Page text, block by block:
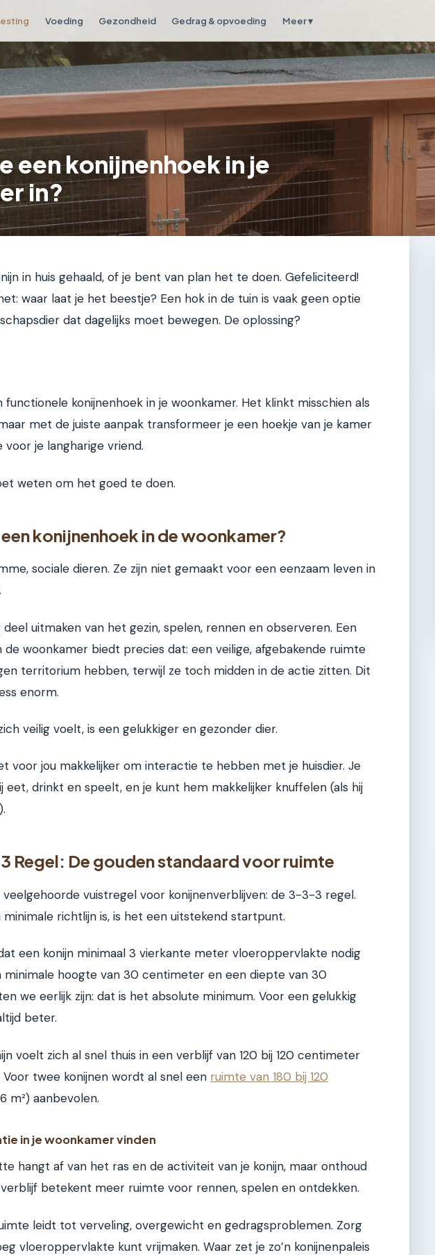
Voeding Gezondheid Gedrag & opvoeding Meer ▾
een konijnenhoek in je
in?
in huis gehaald, of je bent van plan het te doen. Gefeliciteerd!
waar laat je het beestje? Een hok in de tuin is vaak geen optie
dat dagelijks moet bewegen. De oplossing?
functionele konijnenhoek in je woonkamer. Het klinkt misschien als
met de juiste aanpak transformeer je een hoekje van je kamer
voor je langharige vriend.
weten om het goed te doen.
konijnenhoek in de woonkamer?
sociale dieren. Ze zijn niet gemaakt voor een eenzaam leven in
deel uitmaken van het gezin, spelen, rennen en observeren. Een
de woonkamer biedt precies dat: een veilige, afgebakende ruimte
territorium hebben, terwijl ze toch midden in de actie zitten. Dit
enorm.
veilig voelt, is een gelukkiger en gezonder dier.
voor jou makkelijker om interactie te hebben met je huisdier. Je
eet, drinkt en speelt, en je kunt hem makkelijker knuffelen (als hij
Regel: De gouden standaard voor ruimte
vuistregel voor konijnenverblijven: de 3-3-3 regel.
richtlijn is, is het een uitstekend startpunt.
een konijn minimaal 3 vierkante meter vloeroppervlakte nodig
hoogte van 30 centimeter en een diepte van 30
we eerlijk zijn: dat is het absolute minimum. Voor een gelukkig
beter.
voelt zich al snel thuis in een verblijf van 120 bij 120 centimeter
Voor twee konijnen wordt al snel een ruimte van 180 bij 120
m²) aanbevolen.
in je woonkamer vinden
hangt af van het ras en de activiteit van je konijn, maar onthoud
betekent meer ruimte voor rennen, spelen en ontdekken.
leidt tot verveling, overgewicht en gedragsproblemen. Zorg
vloeroppervlakte kunt vrijmaken. Waar zet je zo’n konijnenpaleis